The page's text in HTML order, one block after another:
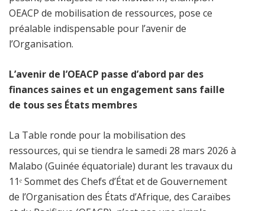
OEACP de mobilisation de ressources, pose ce
préalable indispensable pour l’avenir de
l’Organisation.
L’avenir de l’OEACP passe d’abord par des
finances saines et un engagement sans faille
de tous ses États membres
La Table ronde pour la mobilisation des
ressources, qui se tiendra le samedi 28 mars 2026 à
Malabo (Guinée équatoriale) durant les travaux du
11ᵉ Sommet des Chefs d’État et de Gouvernement
de l’Organisation des États d’Afrique, des Caraïbes